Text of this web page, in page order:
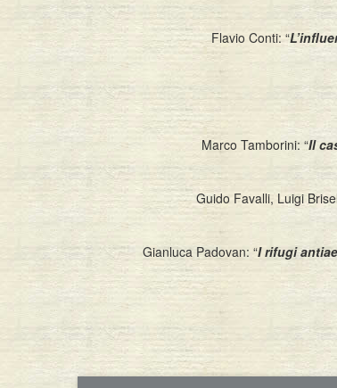
Flavio Conti: “
Marco Tamborini: “Il
Guido Favalli, Luigi
Gianluca Padovan: “I rifugi